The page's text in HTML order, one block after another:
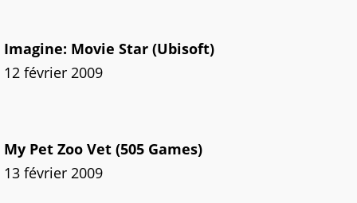
Imagine: Movie Star (Ubisoft)
12 février 2009
My Pet Zoo Vet (505 Games)
13 février 2009